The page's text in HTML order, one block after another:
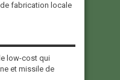
fabrication locale
low-cost qui
et missile de